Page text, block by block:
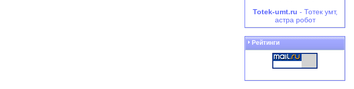
Totek-umt.ru - Тотек умт,
астра робот
Рейтинги